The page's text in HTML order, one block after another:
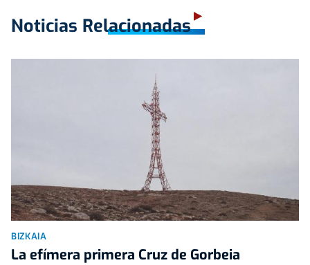
Noticias Relacionadas
BIZKAIA
La efímera primera Cruz de Gorbeia